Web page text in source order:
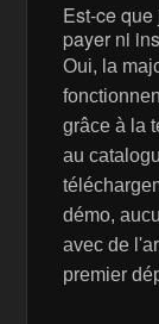
Est-ce
payer ni
Oui, la
grâce à la
au
démo,
avec de
premier